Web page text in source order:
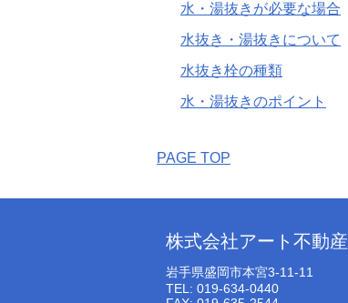
水・湯抜きが必要な場合
水抜き・湯抜きについて
水抜き栓の種類
水・湯抜きのポイント
PAGE TOP
株式会社アート不動産
岩手県盛岡市本宮3-11-11
TEL: 019-634-0440